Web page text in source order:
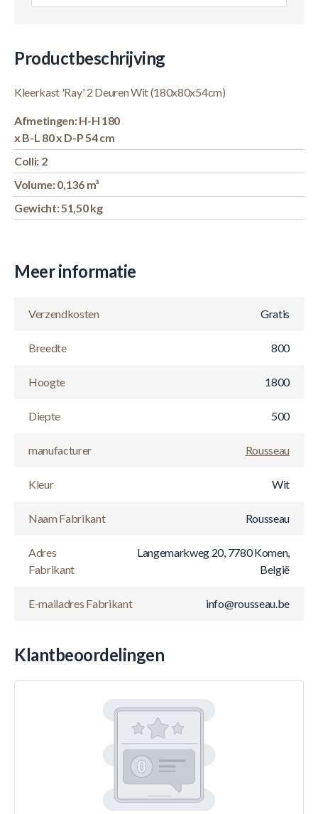
Productbeschrijving
Kleerkast 'Ray' 2 Deuren Wit (180x80x54cm)
Afmetingen: H-H 180
x B-L 80 x D-P 54 cm
Colli: 2
Volume: 0,136 m³
Gewicht: 51,50 kg
Meer informatie
Verzendkosten Gratis
Breedte 800
Hoogte 1800
Diepte 500
manufacturer Rousseau
Kleur Wit
Naam Fabrikant Rousseau
Adres
Fabrikant
Langemarkweg 20, 7780 Komen,
België
E-mailadres Fabrikant info@rousseau.be
Klantbeoordelingen